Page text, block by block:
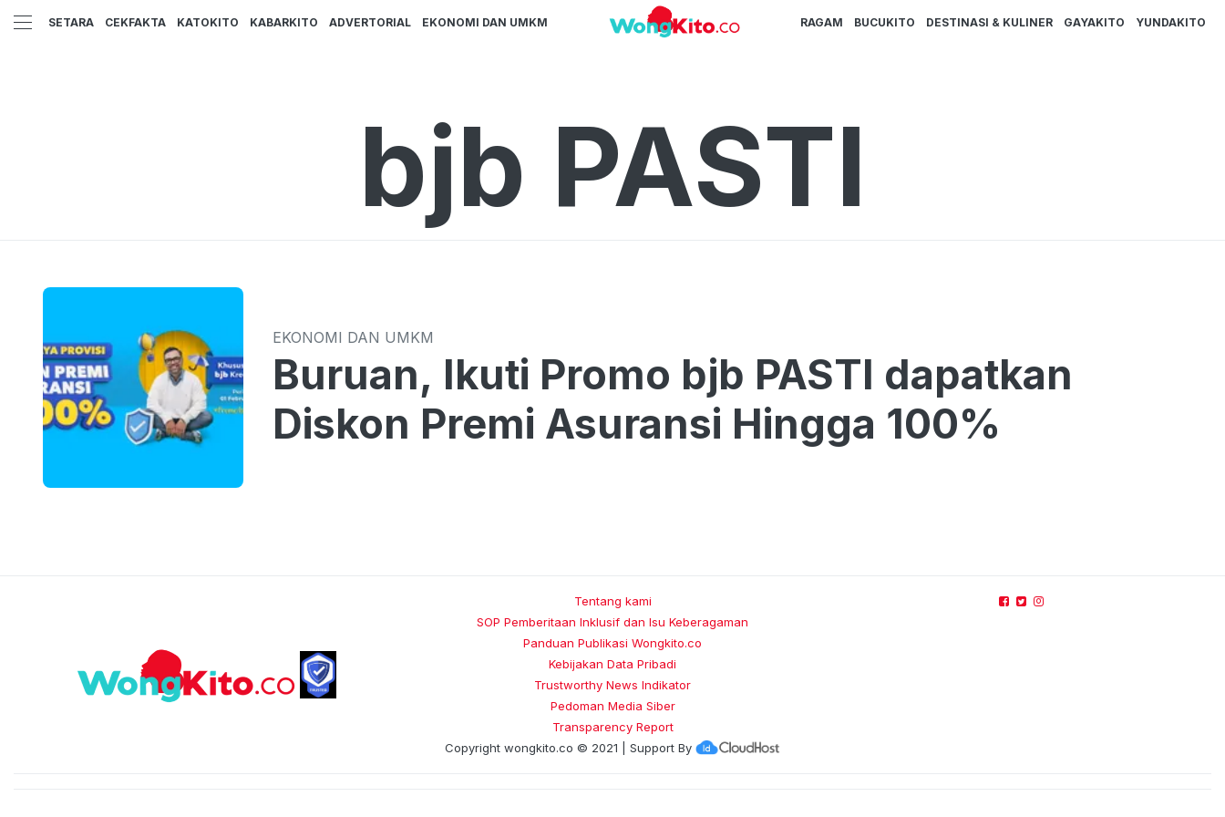
SETARA CEKFAKTA KATOKITO KABARKITO ADVERTORIAL EKONOMI DAN UMKM RAGAM BUCUKITO DESTINASI & KULINER GAYAKITO YUNDAKITO
bjb PASTI
EKONOMI DAN UMKM
Buruan, Ikuti Promo bjb PASTI dapatkan
Diskon Premi Asuransi Hingga 100%
Tentang kami
SOP Pemberitaan Inklusif dan Isu Keberagaman
Panduan Publikasi Wongkito.co
Kebijakan Data Pribadi
Trustworthy News Indikator
Pedoman Media Siber
Transparency Report
Copyright wongkito.co © 2021 | Support By